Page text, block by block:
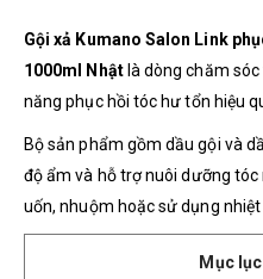
Gội xả Kumano Salon Link
1000ml Nhậtlà dòng chăm sóc
năng phục hồi tóc hư tổn hiệu
Bộ sản phẩm gồm dầu gội và
độ ẩm và hỗ trợ nuôi dưỡng
uốn, nhuộm hoặc sử dụng
Mục